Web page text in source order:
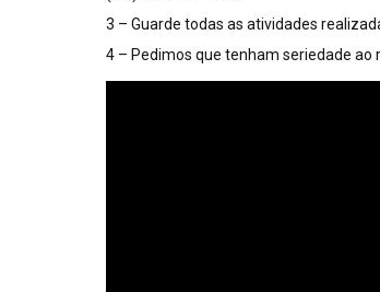
3 – Guarde todas as atividades
4 – Pedimos que tenham seriedade ao